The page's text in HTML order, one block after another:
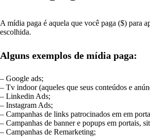
A mídia paga é aquela que você paga ($) para
escolhida.
Alguns exemplos de mídia paga:
– Google ads;
– Tv indoor (aqueles que seus conteúdos e
– Linkedin Ads;
– Instagram Ads;
– Campanhas de links patrocinados em em
– Campanhas de banner e popups em portais,
– Campanhas de Remarketing;